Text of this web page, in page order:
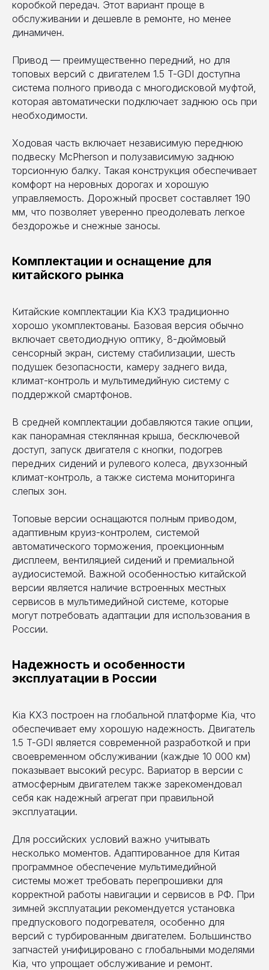
коробкой передач. Этот вариант проще в
обслуживании и дешевле в ремонте, но менее
динамичен.
Привод — преимущественно передний, но для
топовых версий с двигателем 1.5 T-GDI доступна
система полного привода с многодисковой муфтой,
которая автоматически подключает заднюю ось при
необходимости.
Ходовая часть включает независимую переднюю
подвеску McPherson и полузависимую заднюю
торсионную балку. Такая конструкция обеспечивает
комфорт на неровных дорогах и хорошую
управляемость. Дорожный просвет составляет 190
мм, что позволяет уверенно преодолевать легкое
бездорожье и снежные заносы.
Комплектации и оснащение для
китайского рынка
Китайские комплектации Kia KX3 традиционно
хорошо укомплектованы. Базовая версия обычно
включает светодиодную оптику, 8-дюймовый
сенсорный экран, систему стабилизации, шесть
подушек безопасности, камеру заднего вида,
климат-контроль и мультимедийную систему с
поддержкой смартфонов.
В средней комплектации добавляются такие опции,
как панорамная стеклянная крыша, бесключевой
доступ, запуск двигателя с кнопки, подогрев
передних сидений и рулевого колеса, двухзонный
климат-контроль, а также система мониторинга
слепых зон.
Топовые версии оснащаются полным приводом,
адаптивным круиз-контролем, системой
автоматического торможения, проекционным
дисплеем, вентиляцией сидений и премиальной
аудиосистемой. Важной особенностью китайской
версии является наличие встроенных местных
сервисов в мультимедийной системе, которые
могут потребовать адаптации для использования в
России.
Надежность и особенности
эксплуатации в России
Kia KX3 построен на глобальной платформе Kia, что
обеспечивает ему хорошую надежность. Двигатель
1.5 T-GDI является современной разработкой и при
своевременном обслуживании (каждые 10 000 км)
показывает высокий ресурс. Вариатор в версии с
атмосферным двигателем также зарекомендовал
себя как надежный агрегат при правильной
эксплуатации.
Для российских условий важно учитывать
несколько моментов. Адаптированное для Китая
программное обеспечение мультимедийной
системы может требовать перепрошивки для
корректной работы навигации и сервисов в РФ. При
зимней эксплуатации рекомендуется установка
предпускового подогревателя, особенно для
версий с турбированным двигателем. Большинство
запчастей унифицировано с глобальными моделями
Kia, что упрощает обслуживание и ремонт.